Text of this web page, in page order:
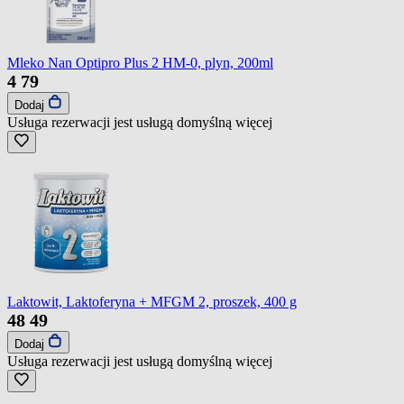
Mleko Nan Optipro Plus 2 HM-0, plyn, 200ml
4 79
Dodaj
Usługa rezerwacji jest usługą domyślną więcej
Laktowit, Laktoferyna + MFGM 2, proszek, 400 g
48 49
Dodaj
Usługa rezerwacji jest usługą domyślną więcej